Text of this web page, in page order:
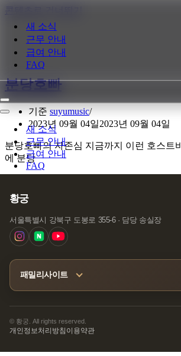
새 소식
근무 안내
급여 안내
FAQ
내
비
션
메
내
이
션
새 소식
근무 안내
급여 안내
FAQ
분당호빠
기준 suyumusic
2023년 09월 04일2023년 09월 04일
분당호빠의 자존심 지금까지 이런 호스트
에 분당
황궁
서울특별시 강북구 도봉로 355-6 · 담당 송실장
패밀리사이트
© 황궁. All rights reserved.
개인정보처리방침 이용약관